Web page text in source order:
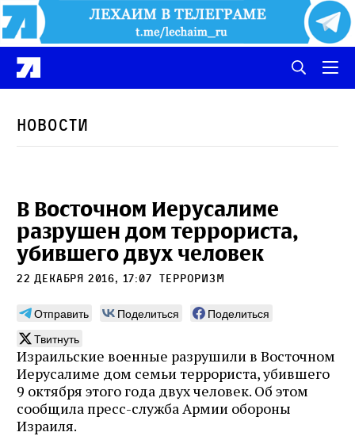
Новости
В Восточном Иерусалиме
разрушен дом террориста,
убившего двух человек
22 декабря 2016, 17:07 терроризм
Отправить Поделиться
Поделиться
Твитнуть
Израильские военные разрушили в Восточном
Иерусалиме дом семьи террориста, убившего
9 октября этого года двух человек. Об этом
сообщила пресс-служба Армии обороны
Израиля.